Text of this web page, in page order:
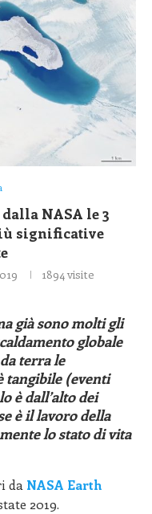
NASA le 3
significative
1894visite
già sono molti gli
globale
terra le
tangibile (eventi
è dall’alto dei
è il lavoro della
lo stato di vita
da NASA Earth
2019.